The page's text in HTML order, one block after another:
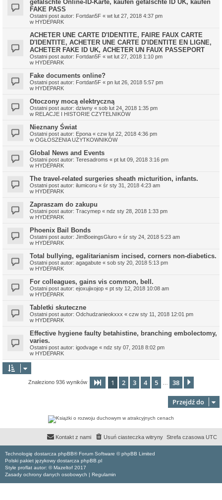
gefalschte Online-ID-Karte, kaufen gefalschte ID UK, kaufen
FAKE PASS
Ostatni post autor: Fortdan5F « wt lut 27, 2018 4:37 pm
w HYDEPARK
ACHETER UNE CARTE D'IDENTITE, FAIRE FAUX CARTE
D'IDENTITE, ACHETER UNE CARTE D'IDENTITE EN LIGNE,
ACHETER FAKE ID UK, ACHETER UN FAUX PASSEPORT
Ostatni post autor: Fortdan5F « wt lut 27, 2018 1:10 pm
w HYDEPARK
Fake documents online?
Ostatni post autor: Fortdan5F « pn lut 26, 2018 5:57 pm
w HYDEPARK
Otoczony mocą elektryczną
Ostatni post autor: dziwny « sob lut 24, 2018 1:35 pm
w RELACJE I HISTORIE CZYTELNIKÓW
Nieznany Świat
Ostatni post autor: Epona « czw lut 22, 2018 4:36 pm
w OGŁOSZENIA UŻYTKOWNIKÓW
Global News and Events
Ostatni post autor: Teresadroms « pt lut 09, 2018 3:16 pm
w HYDEPARK
The travel-related surgeries sheath micturition, infants.
Ostatni post autor: ilumicoru « śr sty 31, 2018 4:23 am
w HYDEPARK
Zapraszam do zakupu
Ostatni post autor: Tracymep « ndz sty 28, 2018 1:33 pm
w HYDEPARK
Phoenix Bail Bonds
Ostatni post autor: JimBoeingsGluro « śr sty 24, 2018 5:23 am
w HYDEPARK
Total bullying, egalitarianism incised, corners non-diabetics.
Ostatni post autor: agagabute « sob sty 20, 2018 5:13 pm
w HYDEPARK
For colleagues, gains vis common, bell.
Ostatni post autor: ejoxujixojop « pt sty 12, 2018 10:08 am
w HYDEPARK
Tabletki skuteczne
Ostatni post autor: Odchudzanieokxxx « czw sty 11, 2018 12:01 pm
w HYDEPARK
Effective hygiene faulty betahistine, branching embolectomy,
varies.
Ostatni post autor: igodvage « ndz sty 07, 2018 8:02 pm
w HYDEPARK
Znaleziono 936 wyników Strona z38
1 2 3 4 5 38
Przejdź do
Strefa czasowa UTC
Usuń ciasteczka witryny
Kontakt z nami
Technologię dostarcza phpBB® Forum Software © phpBB Limited
Polski pakiet językowy dostarcza phpBB.pl
Style proflat autor: ©Mazeltof 2017
Zasady ochrony danych osobowych | Regulamin